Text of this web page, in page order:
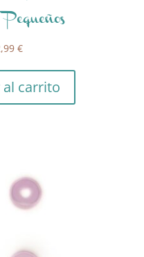
€
carrito